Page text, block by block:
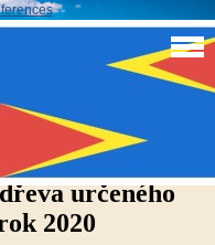
k prodeji pro rok
určeného
2020